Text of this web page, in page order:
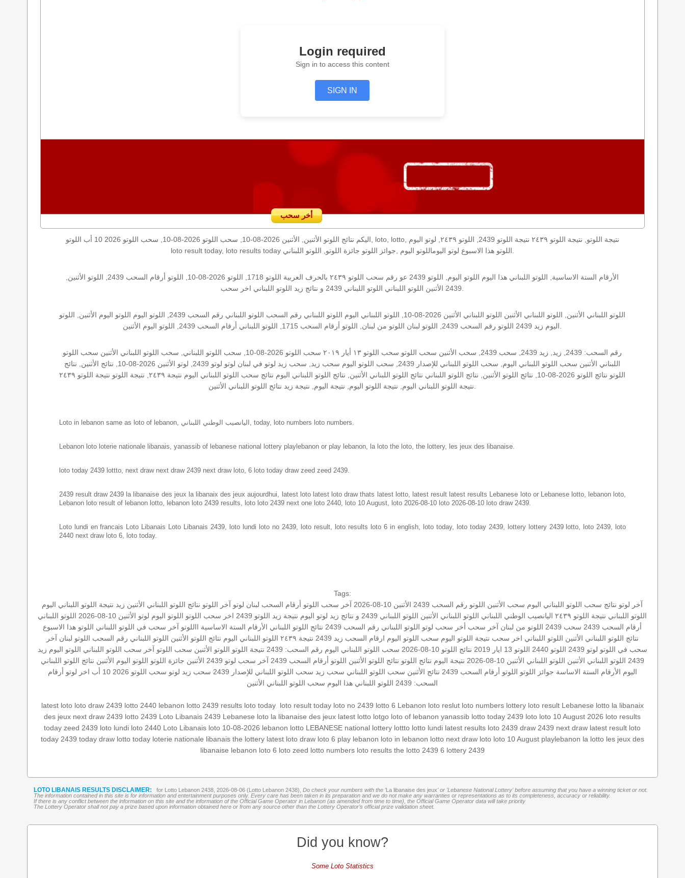
Login required
Sign in to access this content
SIGN IN
أخر سحب
اليكم نتائج اللوتو الأثنين, الأثنين 2026-08-10, سحب اللوتو 2026-08-10, سحب اللوتو 2026 10 أب اللوتو, loto, lotto, نتيجة اللوتو, نتيجة اللوتو ٢٤٣٩ نتيجة اللوتو 2439, اللوتو ٢٤٣٩, لوتو اليوم
الأرقام الستة الاساسية, اللوتو اللبناني هذا اليوم اللوتو اليوم, اللوتو 2439 عو رقم سحب اللوتو ٢٤٣٩ بالحرف العربية اللوتو 1718, اللوتو 2026-08-10, اللوتو أرقام السحب 2439, اللوتو الأثنين,
اللوتو اللبناني الأثنين, اللوتو اللبناني الأثنين اللوتو اللبناني الأثنين 2026-08-10, اللوتو اللبناني اليوم اللوتو اللبناني رقم السحب اللوتو اللبناني رقم السحب 2439, اللوتو اليوم اللوتو اليوم الأثنين, اللوتو
رقم السحب: 2439, زيد, زيد 2439, سحب 2439, سحب الأثنين سحب اللوتو سحب اللوتو ١٣ أيار ٢٠١٩ سحب اللوتو 2026-08-10, سحب اللوتو اللبناني, سحب اللوتو اللبناني الأثنين سحب اللوتو
اللبناني الأثنين سحب اللوتو اللبناني اليوم, سحب اللوتو اللبناني للإصدار 2439, سحب اللوتو اليوم سحب زيد, سحب زيد لوتو في لبنان لوتو لوتو 2439, لوتو الأثنين 2026-08-10, نتائج الأثنين, نتائج
اللوتو نتائج اللوتو 2026-08-10, نتائج اللوتو الأثنين, نتائج اللوتو اللبناني نتائج اللوتو اللبناني الأثنين, نتائج اللوتو اللبناني اليوم نتائج سحب اللوتو اللبناني اليوم نتيجة ٢٤٣٩, نتيجة اللوتو نتيجة اللوتو ٢٤٣٩
Loto in lebanon same as loto of lebanon, اليانصيب الوطني اللبناني, today, loto numbers loto numbers.
Lebanon loto loterie nationale libanais, yanassib of lebanese national lottery playlebanon or play lebanon, la loto the loto, the lottery, les jeux des libanaise.
loto today 2439 lottto, next draw next draw 2439 next draw loto, 6 loto today draw zeed zeed 2439.
2439 result draw 2439 la libanaise des jeux la libanaix des jeux aujourdhui, latest loto latest loto draw thats latest lotto, latest result latest results Lebanese loto or Lebanese lotto, lebanon loto,
Lebanon loto result of lebanon lotto, lebanon loto 2439 results, loto loto 2439 next one loto 2440, loto 10 August, loto 2026-08-10 loto 2026-08-10 loto draw 2439.
Loto lundi en francais Loto Libanais Loto Libanais 2439, loto lundi loto no 2439, loto result, loto results loto 6 in english, loto today, loto today 2439, lottery lottery 2439 lotto, loto 2439, loto
2440 next draw loto 6, loto today.
Tags:
آخر لوتو نتائج سحب اللوتو اللبناني اليوم سحب الأثنين اللوتو رقم السحب 2439 الأثنين 10-08-2026 آخر سحب اللوتو أرقام السحب لبنان لوتو آخر اللوتو نتائج اللوتو اللبناني الأثنين زيد نتيجة اللوتو اللبناني اليوم
اللوتو اللبناني نتيجة اللوتو ٢٤٣٩ اليانصيب الوطني اللبناني اللوتو اللبناني الأثنين اللوتو اللبناني 2439 و نتائج زيد لوتو اليوم نتيجة زيد اللوتو 2439 اخر سحب اللوتو اللوتو اليوم لوتو الأثنين 10-08-2026
اللوتو اللبناني
أرقام السحب 2439
سحب 2439 اللوتو من لبنان آخر سحب أخر سحب لوتو اللوتو اللبناني رقم السحب 2439 نتائج اللوتو اللبناني الأرقام الستة الاساسية االلوتو آخر سحب في اللوتو اللبناني اللوتو هذا الاسبوع
نتائج اللوتو اللبناني الأثنين اللوتو اللبناني اخر سحب نتيجة اللوتو اليوم سحب اللوتو اليوم ارقام السحب زيد 2439 نتيجة ٢٤٣٩ اللوتو اللبناني اليوم نتائج اللوتو الأثنين اللوتو اللبناني رقم السحب اللوتو لبنان آخر
سحب في اللوتو لوتو 2439 اللوتو 2440 اللوتو 13 ايار 2019 نتائج اللوتو 10-08-2026 سحب اللوتو اللبناني اليوم رقم السحب: 2439 نتيجة اللوتو اللوتو الأثنين سحب اللوتو آخر سحب اللوتو اللبناني اللوتو اليوم زيد
2439 اللوتو اللبناني الأثنين اللوتو اللبناني الأثنين 10-08-2026 نتيجة اليوم نتائج اللوتو نتائج اللوتو الأثنين اللوتو أرقام السحب 2439 آخر سحب لوتو 2439 الأثنين جائزة اللوتو اللوتو اليوم الأثنين نتائج اللوتو اللبناني
اليوم الأرقام الستة الاساسة جوائز اللوتو اللوتو أرقام السحب 2439 نتائج الأثنين سحب اللوتو اللبناني سحب زيد سحب اللوتو اللبناني للإصدار 2439 سحب زيد لوتو سحب اللوتو 2026 10 أب اخر لوتو أرقام
السحب: 2439
اللوتو اللبناني هذا اليوم سحب اللوتو اللبناني الأثنين
latest loto loto draw 2439 lotto 2440 lebanon lotto 2439 results loto today loto result today loto no 2439 lotto 6 Lebanon loto reslut loto numbers lottery loto result Lebanese lotto la libanaix
des jeux next draw 2439 lotto 2439 Loto Libanais 2439 Lebanese loto la libanaise des jeux latest lotto lotgo loto of lebanon yanassib lotto today 2439 loto loto 10 August 2026 loto results
today zeed 2439 loto lundi loto 2440 Loto Libanais loto 10-08-2026 lebanon lotto LEBANESE national lottery lottto lotto lundi latest results loto 2439 draw 2439 next draw latest result loto
today 2439 today draw lotto today loterie nationale libanais the lottery latest loto draw loto 6 play lebanon loto in lebanon lotto next draw loto loto 10 August playlebanon la lotto les jeux des
libanaise lebanon loto 6 loto zeed lotto numbers loto results the lotto 2439 6 lottery 2439
LOTO LIBANAIS RESULTS DISCLAIMER: for Lotto Lebanon 2438, 2026-08-06 (Lotto Lebanon 2438), Do check your numbers with the 'La libanaise des jeux' or 'Lebanese National Lottery' before assuming that you have a winning ticket or not.
The information contained in this site is for information and entertainment purposes only. Every care has been taken in its preparation and we do not make any warranties or representations as to its completeness, accuracy or reliability.
If there is any conflict between the information on this site and the information of the Official Game Operator in Lebanon (as amended from time to time), the Official Game Operator data will take priority
The Lottery Operator shall not pay a prize based upon information obtained here or from any source other than the Lottery Operator’s official prize validation sheet.
Did you know?
Some Loto Statistics